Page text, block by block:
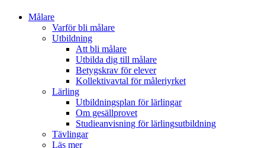
Målare
Varför bli målare
Utbildning
Att bli målare
Utbilda dig till målare
Betygskrav för elever
Kollektivavtal för måleriyrket
Lärling
Utbildningsplan för lärlingar
Om gesällprovet
Studieanvisning för lärlingsutbildning
Tävlingar
Läs mer